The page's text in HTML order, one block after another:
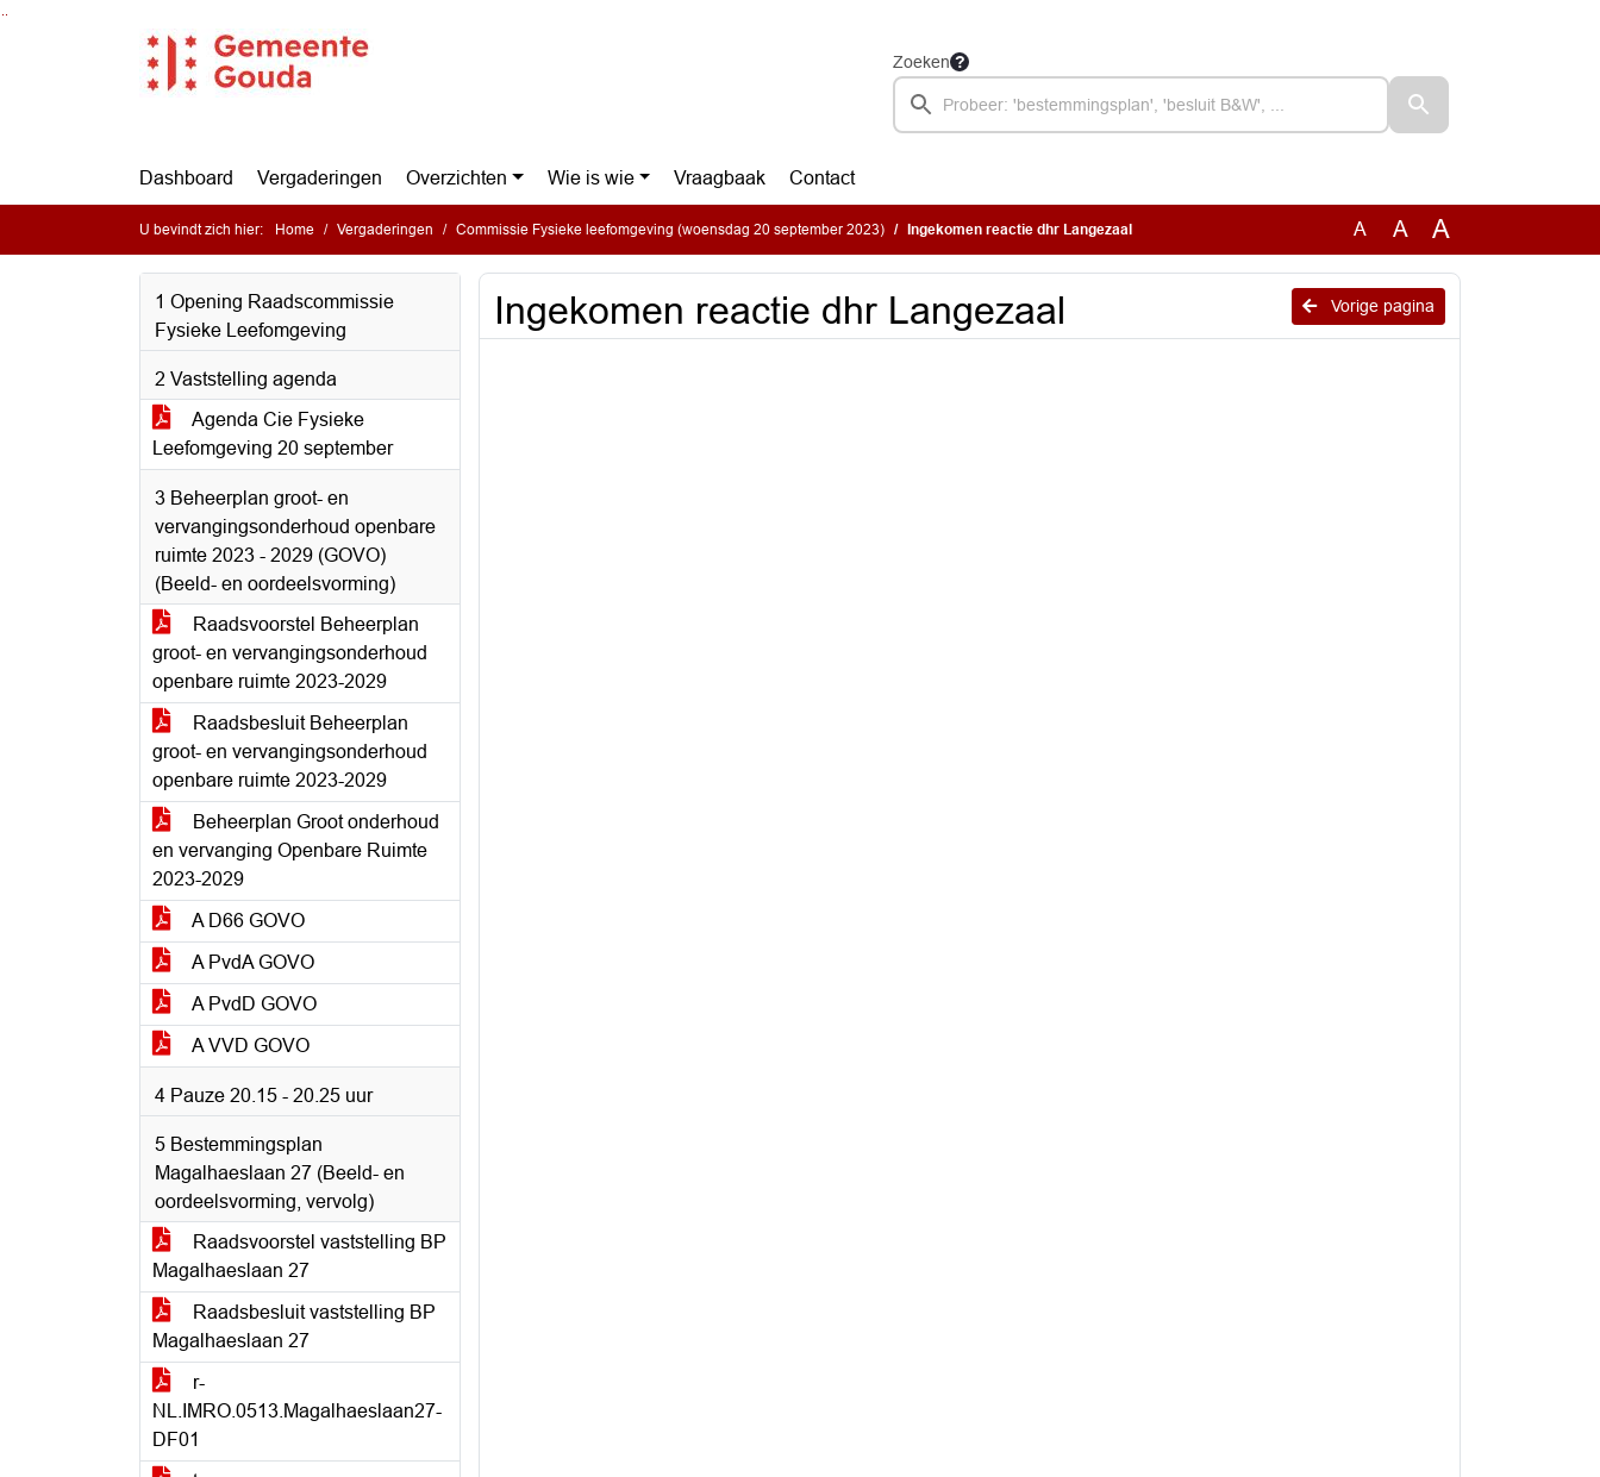
Ga naar de inhoud van deze pagina
Ga naar het zoeken
Ga naar het menu
Zoeken
Dashboard Vergaderingen Overzichten Wie is wie Vraagbaak Contact
U bevindt zich hier: Home Vergaderingen Commissie Fysieke leefomgeving (woensdag 20 september 2023) Ingekomen reactie dhr Langezaal A A A
1 Opening Raadscommissie
Fysieke Leefomgeving
2 Vaststelling agenda
Agenda Cie Fysieke
Leefomgeving 20 september
3 Beheerplan groot- en
vervangingsonderhoud openbare
ruimte 2023 - 2029 (GOVO)
(Beeld- en oordeelsvorming)
Raadsvoorstel Beheerplan
groot- en vervangingsonderhoud
openbare ruimte 2023-2029
Raadsbesluit Beheerplan
groot- en vervangingsonderhoud
openbare ruimte 2023-2029
Beheerplan Groot onderhoud
en vervanging Openbare Ruimte
2023-2029
A D66 GOVO
A PvdA GOVO
A PvdD GOVO
A VVD GOVO
4 Pauze 20.15 - 20.25 uur
5 Bestemmingsplan
Magalhaeslaan 27 (Beeld- en
oordeelsvorming, vervolg)
Raadsvoorstel vaststelling BP
Magalhaeslaan 27
Raadsbesluit vaststelling BP
Magalhaeslaan 27
r-
NL.IMRO.0513.Magalhaeslaan27-
DF01
Vorige pagina
Ingekomen reactie dhr Langezaal